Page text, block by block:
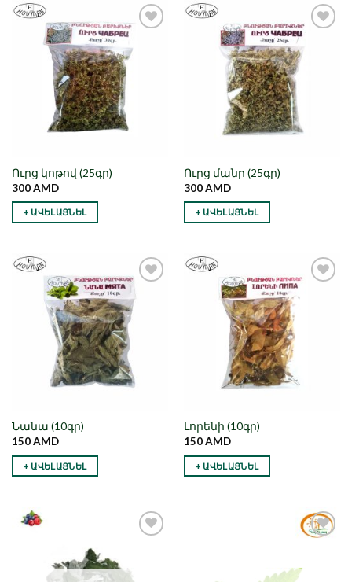
Նշել որպես
նախընտրած
Ուրց կոթով (25գր)
300AMD
+ ԱՎԵԼԱՑՆԵԼ
Նշել որպես
նախընտրած
Ուրց մանր (25գր)
300AMD
+ ԱՎԵԼԱՑՆԵԼ
Նշել որպես
նախընտրած
Նանա (10գր)
150AMD
+ ԱՎԵԼԱՑՆԵԼ
Նշել որպես
նախընտրած
Լորենի (10գր)
150AMD
+ ԱՎԵԼԱՑՆԵԼ
նախընտրած